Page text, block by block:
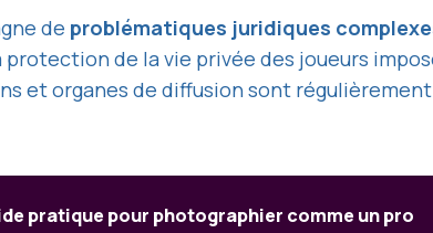
de problématiques juridiques
de la vie privée des joueurs
et organes de diffusion sont
pratique pour photographier comme un pro